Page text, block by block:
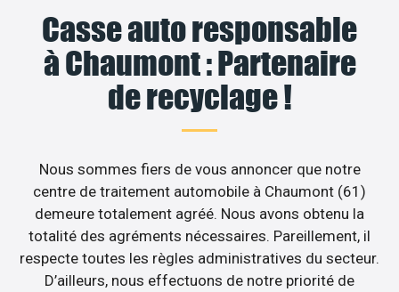
Casse auto responsable
à Chaumont : Partenaire
de recyclage !
Nous sommes fiers de vous annoncer que notre
centre de traitement automobile à Chaumont (61)
demeure totalement agréé. Nous avons obtenu la
totalité des agréments nécessaires. Pareillement, il
respecte toutes les règles administratives du secteur.
D’ailleurs, nous effectuons de notre priorité de